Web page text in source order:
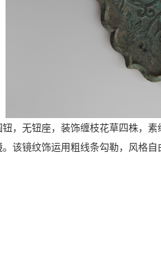
无钮座，装饰缠枝花草四株，素
该镜纹饰运用粗线条勾勒，风格自